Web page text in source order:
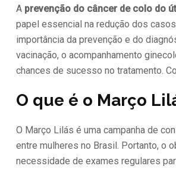
A prevenção do câncer de colo do
papel essencial na redução dos
importância da prevenção e do
vacinação, o acompanhamento
chances de sucesso no tratamento.
O que é o Março
O Março Lilás é uma campanha de
entre mulheres no Brasil. Portanto, o
necessidade de exames regulares